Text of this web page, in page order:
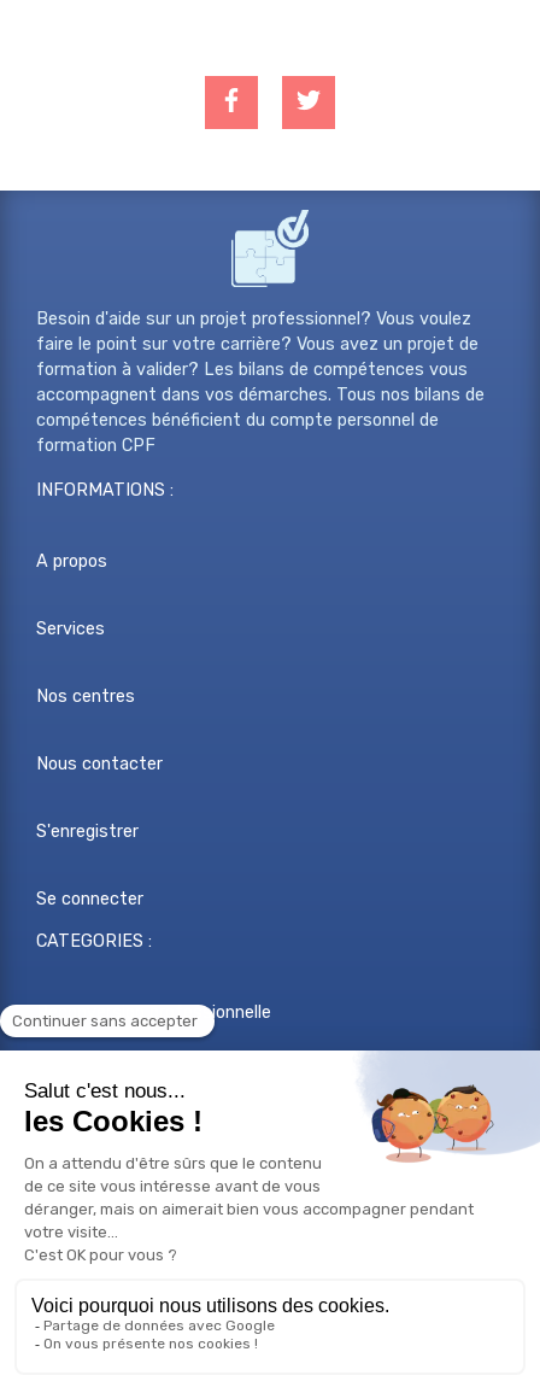
Besoin d'aide sur un projet professionnel? Vous voulez
faire le point sur votre carrière? Vous avez un projet de
formation à valider? Les bilans de compétences vous
accompagnent dans vos démarches. Tous nos bilans de
compétences bénéficient du compte personnel de
formation CPF
INFORMATIONS :
A propos
Services
Nos centres
Nous contacter
S'enregistrer
Se connecter
CATEGORIES :
Reconversion professionnelle
Changer de métier
Compétences professionnelles
© Copyright 2026 Bilan de compétences - Tous droits